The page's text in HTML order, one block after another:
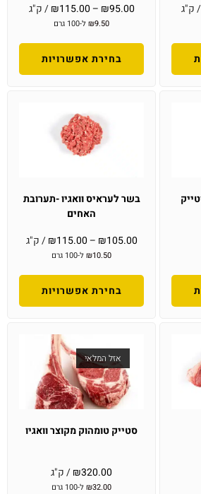
/ ק"ג ₪95.00
–
₪115.00 / ק"ג
₪9.50 ל-100 גרם
בחירת אפשרויות
בשר לעראיס וואגיו -תערובת
האחים
₪105.00
–
₪115.00 / ק"ג
₪10.50 ל-100 גרם
בחירת אפשרויות
אזל המלאי
סטייק טומהוק מקוצר וואגיו
₪320.00 / ק"ג
₪32.00 ל-100 גרם